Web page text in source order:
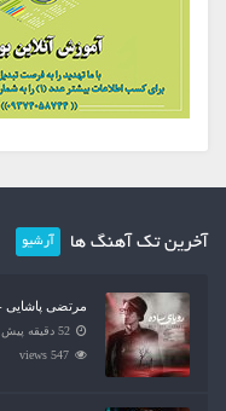
آخرین تک آهنگ ها آرشیو
مرتضی پاشایی
52 دقیقه پیش
547 views